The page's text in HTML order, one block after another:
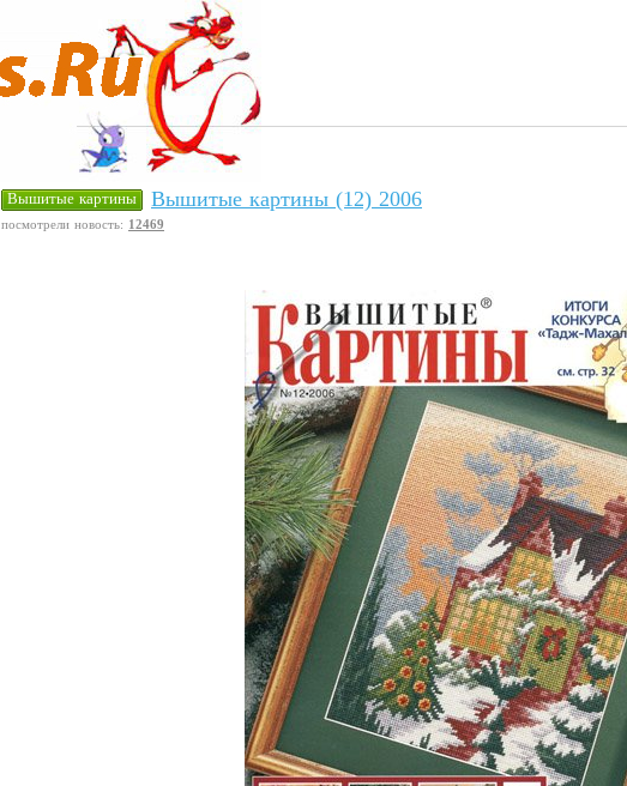
Вышитые картины Вышитые картины (12) 2006
посмотрели новость: 12469